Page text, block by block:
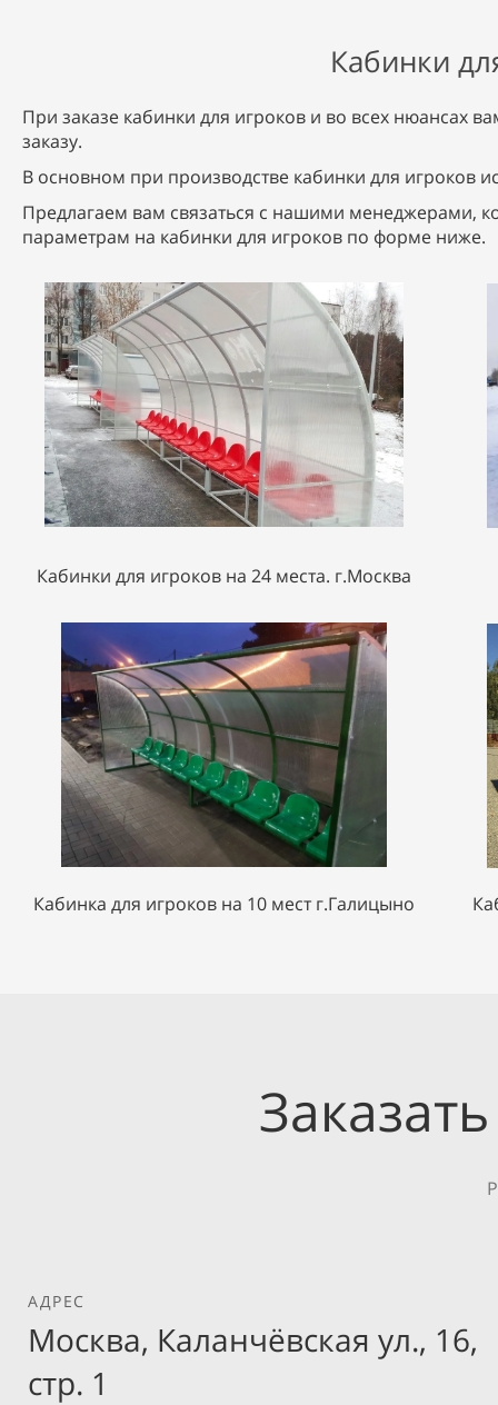
Кабинки
При заказе кабинки для игроков и во всех нюансах
заказу.
В основном при производстве кабинки для
Предлагаем вам связаться с нашими менеджерами,
параметрам на кабинки для игроков по форме ниже.
Кабинки для игроков на 24 места. г.Москва
Кабинка для игроков на 10 мест г.Галицыно
АДРЕС
Москва, Каланчёвская ул., 16,
стр. 1